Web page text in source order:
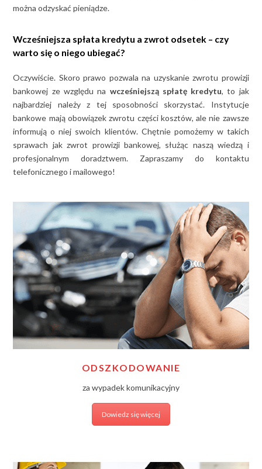
można odzyskać pieniądze.
Wcześniejsza spłata kredytu a zwrot odsetek – czy
warto się o niego ubiegać?
Oczywiście. Skoro prawo pozwala na uzyskanie zwrotu prowizji
bankowej ze względu na wcześniejszą spłatę kredytu, to jak
najbardziej należy z tej sposobności skorzystać. Instytucje
bankowe mają obowiązek zwrotu części kosztów, ale nie zawsze
informują o niej swoich klientów. Chętnie pomożemy w takich
sprawach jak zwrot prowizji bankowej, służąc naszą wiedzą i
profesjonalnym doradztwem. Zapraszamy do kontaktu
telefonicznego i mailowego!
ODSZKODOWANIE
za wypadek komunikacyjny
Dowiedz się więcej